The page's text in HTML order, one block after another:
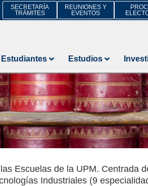
SECRETARÍA
TRÁMITES
REUNIONES Y
EVENTOS
Estudios
Escuelas de la UPM. Centrada
Industriales (9